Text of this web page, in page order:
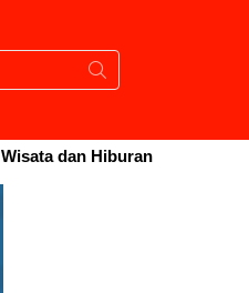
Wisata dan Hiburan